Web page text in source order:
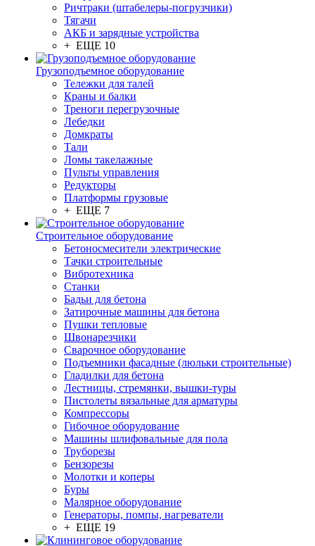
Ричтраки (штабелеры-погрузчики)
Тягачи
АКБ и зарядные устройства
+ ЕЩЕ 10
Грузоподъемное оборудование
Тележки для талей
Краны и балки
Треноги перегрузочные
Лебедки
Домкраты
Тали
Ломы такелажные
Пульты управления
Редукторы
Платформы грузовые
+ ЕЩЕ 7
Строительное оборудование
Бетоносмесители электрические
Тачки строительные
Вибротехника
Станки
Бадьи для бетона
Затирочные машины для бетона
Пушки тепловые
Швонарезчики
Сварочное оборудование
Подъемники фасадные (люльки строительные)
Гладилки для бетона
Лестницы, стремянки, вышки-туры
Пистолеты вязальные для арматуры
Компрессоры
Гибочное оборудование
Машины шлифовальные для пола
Труборезы
Бензорезы
Молотки и коперы
Буры
Малярное оборудование
Генераторы, помпы, нагреватели
+ ЕЩЕ 19